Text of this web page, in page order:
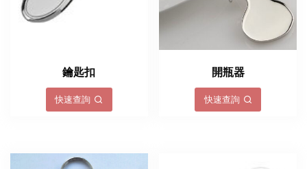
鑰匙扣
快速查詢
開瓶器
快速查詢